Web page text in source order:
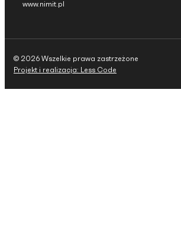
www.nimit.pl
© 2026 Wszelkie prawa zastrzeżone
Projekt i realizacja: Less Code